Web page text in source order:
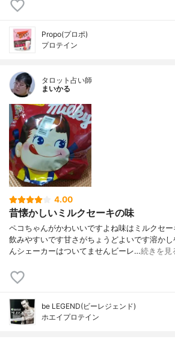
Propo(プロポ)
プロテイン
タロット占い師
まいかる
4.00
昔懐かしいミルクセーキの味
ペコちゃんがかわいいですよね味はミルクセ
飲みやすいです甘さがちょうどよいです溶か
んシェーカーはついてませんビーレ…続きを見
be LEGEND(ビーレジェンド)
ホエイプロテイン